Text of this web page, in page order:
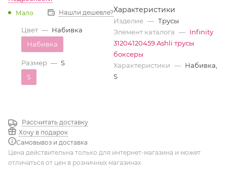
Мало
Нашли дешевле?
Цвет — Набивка
Набивка
Размер — S
S
Рассчитать доставку
Хочу в подарок
Самовывоз и доставка
Характеристики
Изделие — Трусы
Элемент каталога — Infinity
31204120459 Ashli трусы
боксеры
Характеристики — Набивка,
S
Цена действительна только для интернет-магазина и может
отличаться от цен в розничных магазинах